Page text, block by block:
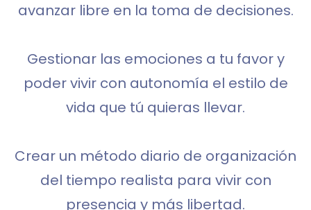
avanzar libre en la toma de decisiones.
Gestionar las emociones a tu favor y
poder vivir con autonomía el estilo de
vida que tú quieras llevar.
Crear un método diario de organización
del tiempo realista para vivir con
presencia y más libertad.